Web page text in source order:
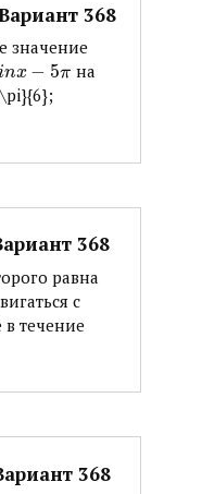
368
значение
nx − 5π ​ на
368
равна
с
в течение
368